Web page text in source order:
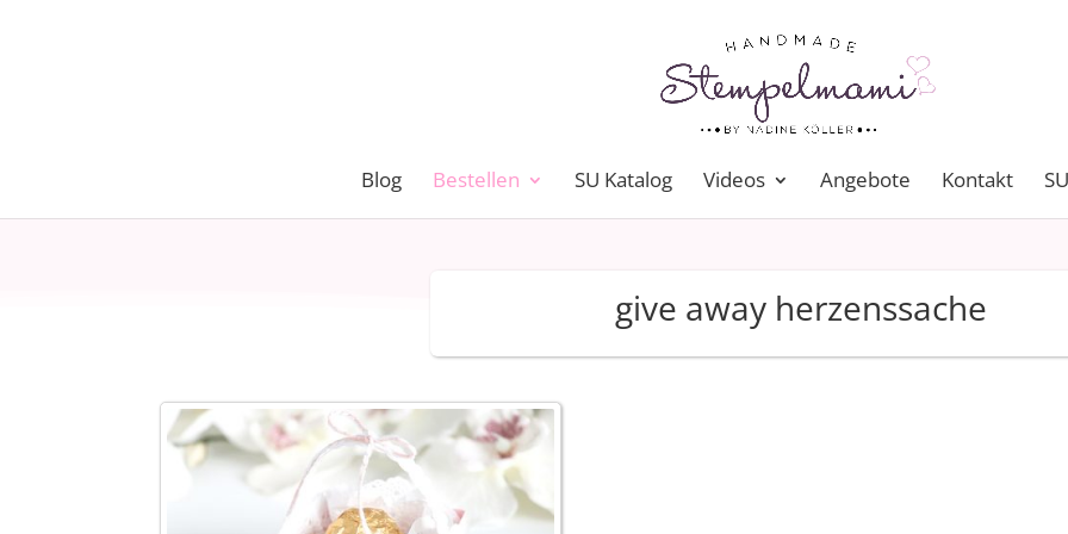
Blog Bestellen SU Katalog Videos Angebote Kontakt
give away herzenssache